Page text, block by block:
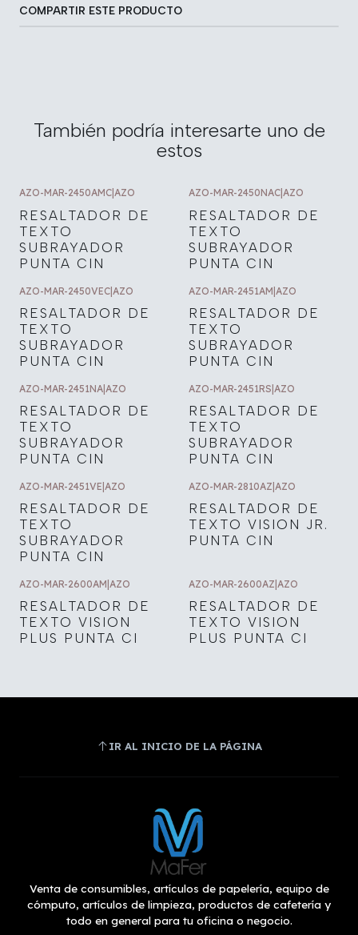
COMPARTIR ESTE PRODUCTO
También podría interesarte uno de
estos
AZO-MAR-2450AMC AZO
RESALTADOR DE
TEXTO
SUBRAYADOR
PUNTA CIN
AZO-MAR-2450NAC AZO
RESALTADOR DE
TEXTO
SUBRAYADOR
PUNTA CIN
AZO-MAR-2450VEC|AZO
RESALTADOR DE
TEXTO
SUBRAYADOR
PUNTA CIN
AZO-MAR-2451AM|AZO
RESALTADOR DE
TEXTO
SUBRAYADOR
PUNTA CIN
AZO-MAR-2451NA AZO
RESALTADOR DE
TEXTO
SUBRAYADOR
PUNTA CIN
AZO-MAR-2451RS AZO
RESALTADOR DE
TEXTO
SUBRAYADOR
PUNTA CIN
AZO-MAR-2451VE AZO
RESALTADOR DE
TEXTO
SUBRAYADOR
PUNTA CIN
AZO-MAR-2810AZ AZO
RESALTADOR DE
TEXTO VISION JR.
PUNTA CIN
AZO-MAR-2600AM AZO
RESALTADOR DE
TEXTO VISION
PLUS PUNTA CI
AZO-MAR-2600AZ AZO
RESALTADOR DE
TEXTO VISION
PLUS PUNTA CI
IR AL INICIO DE LA PÁGINA
Venta de consumibles, artículos de papelería, equipo de
cómputo, artículos de limpieza, productos de cafetería y
todo en general para tu oficina o negocio.